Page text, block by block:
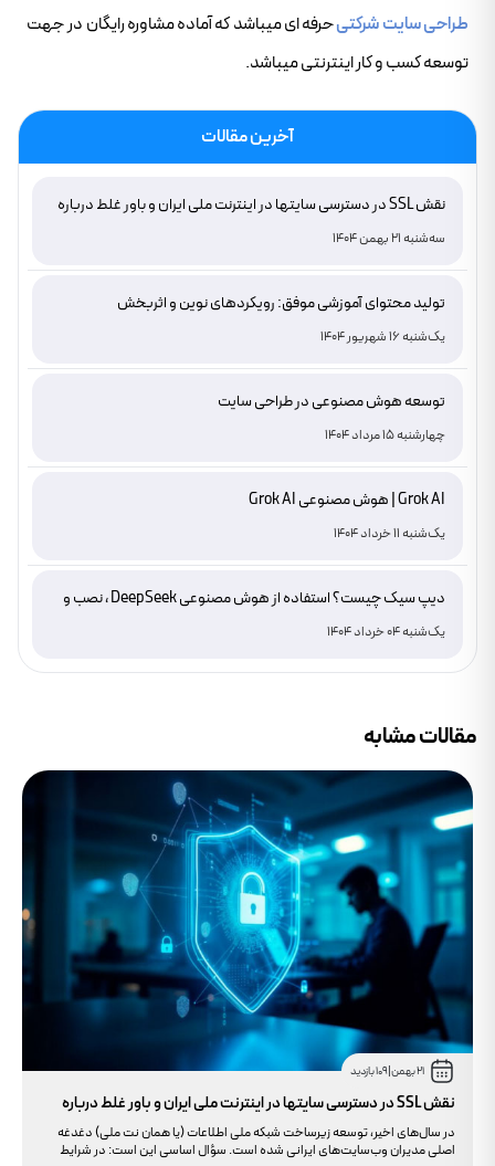
طراحی سایت شرکتیحرفه ای میباشد که آماده مشاوره رایگان در جهت
توسعه کسب و کار اینترنتی میباشد.
آخرین مقالات
نقش SSL در دسترسی سایتها در اینترنت ملی ایران و باور غلط درباره
سه‌شنبه 21 بهمن 1404
تولید محتوای آموزشی موفق: رویکردهای نوین و اثربخش
یک‌شنبه 16 شهریور 1404
توسعه هوش مصنوعی در طراحی سایت
چهارشنبه 15 مرداد 1404
Grok AI | هوش مصنوعی Grok AI
یک‌شنبه 11 خرداد 1404
دیپ سیک چیست؟ استفاده از هوش مصنوعی DeepSeek ، نصب و
دانلود
یک‌شنبه 04 خرداد 1404
مقالات مشابه
21 بهمن |109 بازدید
نقش SSL در دسترسی سایتها در اینترنت ملی ایران و باور غلط درباره
دامنه های IR
در سال‌های اخیر، توسعه زیرساخت شبکه ملی اطلاعات (یا همان نت ملی) دغدغه
اصلی مدیران وب‌سایت‌های ایرانی شده است. سؤال اساسی این است: در شرایط